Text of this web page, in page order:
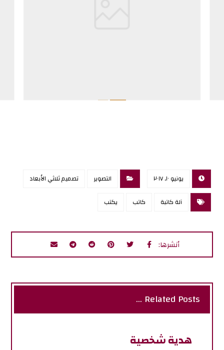
يونيو ١٠, ٢٠١٧ التصوير تصميم ثلاثي الأبعاد
آلة كاتبة كاتب يكتب
Related Posts ...
هدية شخصية